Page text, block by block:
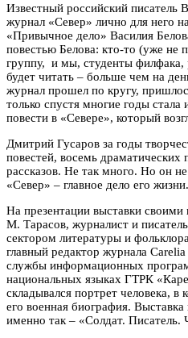
Известный российский писатель
журнал «Север» лично для него
«Привычное дело» Василия
повестью Белова: кто-то (уже не
группу, и мы, студенты филфака,
будет читать – больше чем на
журнал прошел по кругу,
только спустя многие годы стала
повести в «Севере», который
Дмитрий Гусаров за годы
повестей, восемь драматических
рассказов. Не так много. Но он
«Север» – главное дело его жизни.
На презентации выставки
М. Тарасов, журналист и
сектором литературы и
главный редактор журнала
службы информационных
национальных языках ГТРК
складывался портрет человека, в
его военная биография.
именно так – «Солдат. Писатель.